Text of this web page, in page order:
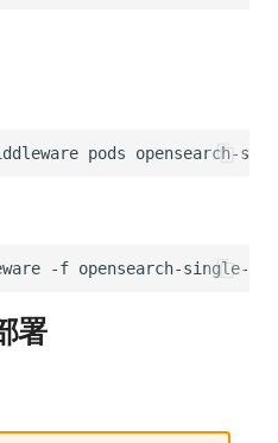
pods
-f opensearch-single-0
署